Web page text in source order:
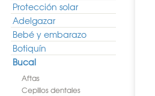
Protección solar
Adelgazar
Bebé y embarazo
Botiquín
Bucal
Aftas
Cepillos dentales